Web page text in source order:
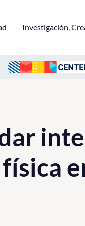
Investigación,